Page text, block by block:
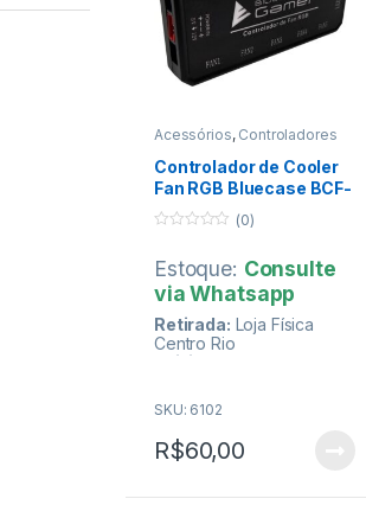
Acessórios, Controladores
Controlador de Cooler
Fan RGB Bluecase BCF-
01 (10 Fans + 2 Fitas)
u
o
5
(0)
Estoque: Consulte
via Whatsapp
Retirada: Loja Física
Centro Rio
Enivio
Formas de
SKU: 6102
R$60,00